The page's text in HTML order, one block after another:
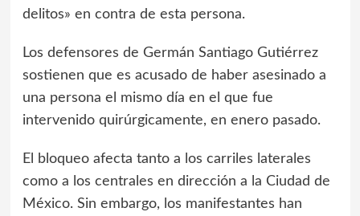
delitos» en contra de esta persona.
Los defensores de Germán Santiago Gutiérrez
sostienen que es acusado de haber asesinado a
una persona el mismo día en el que fue
intervenido quirúrgicamente, en enero pasado.
El bloqueo afecta tanto a los carriles laterales
como a los centrales en dirección a la Ciudad de
México. Sin embargo, los manifestantes han